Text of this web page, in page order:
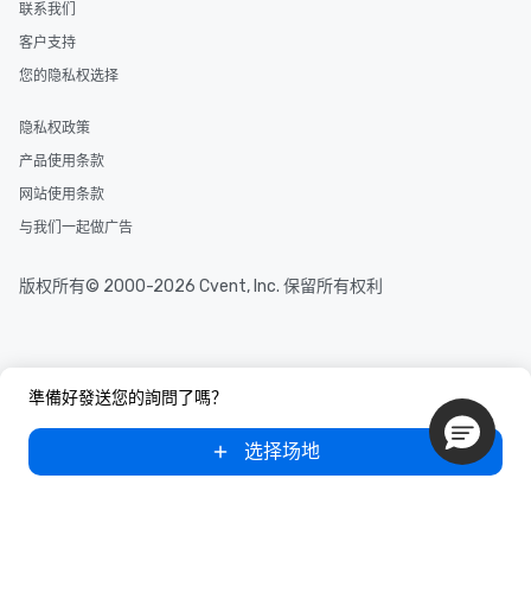
準備好發送您的詢問了嗎？
选择场地
联系我们
客户支持
您的隐私权选择
隐私权政策
产品使用条款
网站使用条款
与我们一起做广告
版权所有© 2000-2026 Cvent, Inc. 保留所有权利